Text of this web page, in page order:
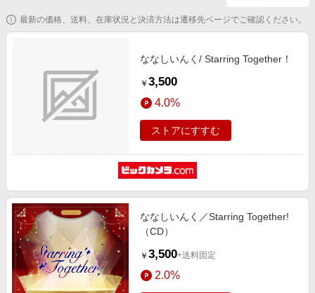
家電・PC・スマホ・カメラ
スポーツ・アウトドア・ゴルフ
インテリア・寝具
ペット・花・DIY・車
金融・マネー・保険
デジタルコンテンツ
ビジネス・その他サービス
電子書籍特集
わくわく夏特集
Apple公式サイト×楽天カード分割払い
Samsung ボーナスキャンペーン
週末の高還元 夏の長期版
最新の価格、送料、在庫状況と決済方法は遷移先ページでご確認ください。
ななしいんく/ Starring Together！
￥ 3,500
4.0%
ストアにすすむ
ななしいんく／Starring Together!
（CD）
￥ 3,500+送料固定
2.0%